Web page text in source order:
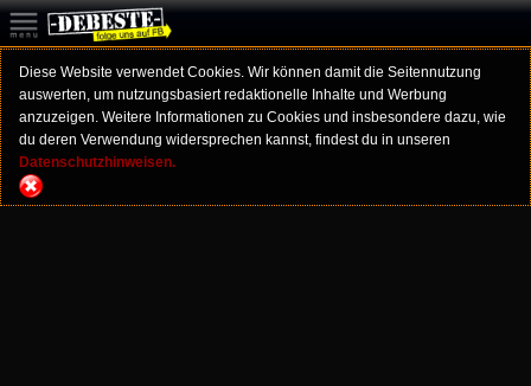
Diese Website verwendet Cookies. Wir können damit die Seitennutzung
auswerten, um nutzungsbasiert redaktionelle Inhalte und Werbung
anzuzeigen. Weitere Informationen zu Cookies und insbesondere dazu, wie
du deren Verwendung widersprechen kannst, findest du in unseren
Datenschutzhinweisen.